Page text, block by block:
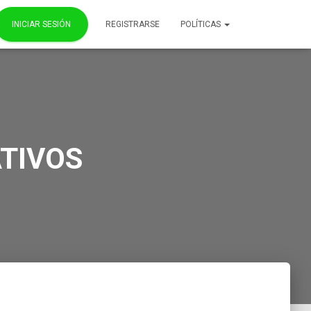
INICIAR SESIÓN REGISTRARSE POLÍTICAS